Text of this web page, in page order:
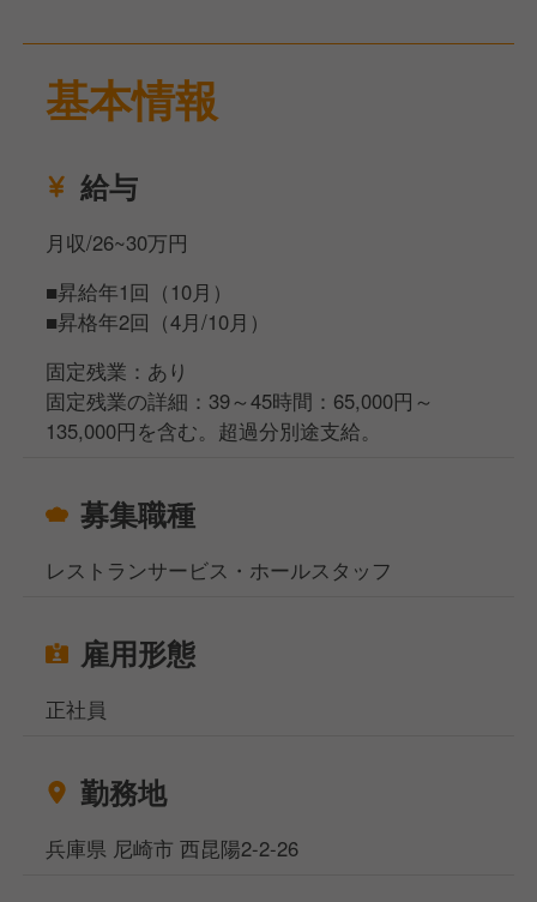
基本情報
給与
月収/26~30万円
■昇給年1回（10月）
■昇格年2回（4月/10月）
固定残業：あり
固定残業の詳細：39～45時間：65,000円～
135,000円を含む。超過分別途支給。
募集職種
レストランサービス・ホールスタッフ
雇用形態
正社員
勤務地
兵庫県 尼崎市 西昆陽2-2-26